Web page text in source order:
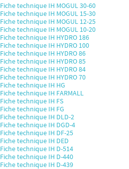
Fiche technique IH MOGUL 30-60
Fiche technique IH MOGUL 15-30
Fiche technique IH MOGUL 12-25
Fiche technique IH MOGUL 10-20
Fiche technique IH HYDRO 186
Fiche technique IH HYDRO 100
Fiche technique IH HYDRO 86
Fiche technique IH HYDRO 85
Fiche technique IH HYDRO 84
Fiche technique IH HYDRO 70
Fiche technique IH HG
Fiche technique IH FARMALL
Fiche technique IH FS
Fiche technique IH FG
Fiche technique IH DLD-2
Fiche technique IH DGD-4
Fiche technique IH DF-25
Fiche technique IH DED
Fiche technique IH D-514
Fiche technique IH D-440
Fiche technique IH D-439